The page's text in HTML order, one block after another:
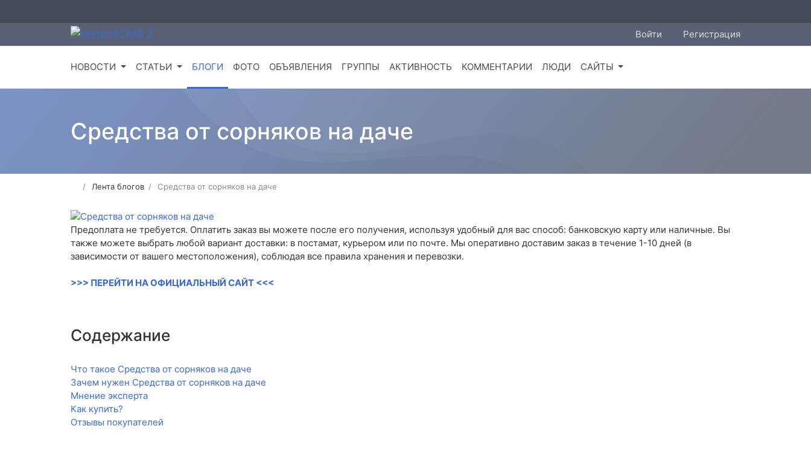
Войти Регистрация
НОВОСТИ СТАТЬИ БЛОГИ ФОТО ОБЪЯВЛЕНИЯ ГРУППЫ АКТИВНОСТЬ КОММЕНТАРИИ ЛЮДИ САЙТЫ
Средства от сорняков на даче
Лента блогов Средства от сорняков на даче
Предоплата не требуется. Оплатить заказ вы можете после его получения, используя удобный для вас способ: банковскую карту или наличные. Вы
также можете выбрать любой вариант доставки: в постамат, курьером или по почте. Мы оперативно доставим заказ в течение 1-10 дней (в
зависимости от вашего местоположения), соблюдая все правила хранения и перевозки.
>>> ПЕРЕЙТИ НА ОФИЦИАЛЬНЫЙ САЙТ <<<
Содержание
Что такое Средства от сорняков на даче
Зачем нужен Средства от сорняков на даче
Мнение эксперта
Как купить?
Отзывы покупателей